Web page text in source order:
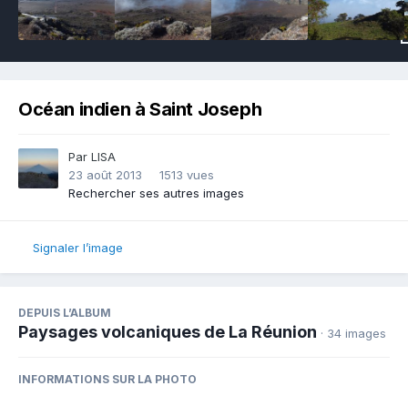
Océan indien à Saint Joseph
Par LISA
23 août 2013
1513 vues
Rechercher ses autres images
Signaler l’image
DEPUIS L’ALBUM
Paysages volcaniques de La Réunion · 34 images
INFORMATIONS SUR LA PHOTO